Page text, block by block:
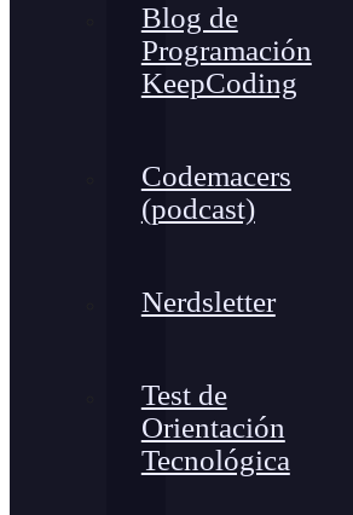
Blog de
Programación
KeepCoding
Codemacers
(podcast)
Nerdsletter
Test de
Orientación
Tecnológica